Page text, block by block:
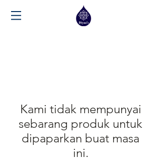
Kami tidak mempunyai
sebarang produk untuk
dipaparkan buat masa
ini.